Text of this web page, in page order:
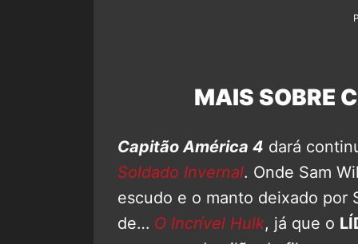
MAIS SOBRE
Capitão América 4 dará
Soldado Invernal. Onde Sam
escudo e o manto deixado por
de… O Incrível Hulk, já que o